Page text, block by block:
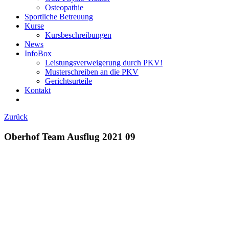
Osteopathie
Sportliche Betreuung
Kurse
Kursbeschreibungen
News
InfoBox
Leistungsverweigerung durch PKV!
Musterschreiben an die PKV
Gerichtsurteile
Kontakt
Zurück
Oberhof Team Ausflug 2021 09